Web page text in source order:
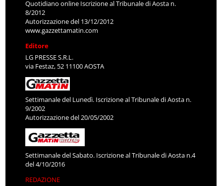
Quotidiano online Iscrizione al Tribunale di Aosta n.
8/2012
Autorizzazione del 13/12/2012
www.gazzettamatin.com
Editore
LG PRESSE S.R.L.
via Festaz, 52 11100 AOSTA
Settimanale del Lunedì. Iscrizione al Tribunale di Aosta n.
9/2002
Autorizzazione del 20/05/2002
Settimanale del Sabato. Iscrizione al Tribunale di Aosta n.4
del 4/10/2016
REDAZIONE